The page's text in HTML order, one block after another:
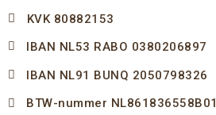
KVK 80882153
IBAN NL53 RABO 0380206897
IBAN NL91 BUNQ 2050798326
BTW-nummer NL861836558B01